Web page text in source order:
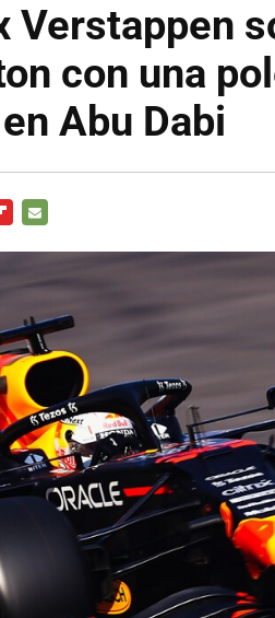
Verstappen
con una
Abu Dabi